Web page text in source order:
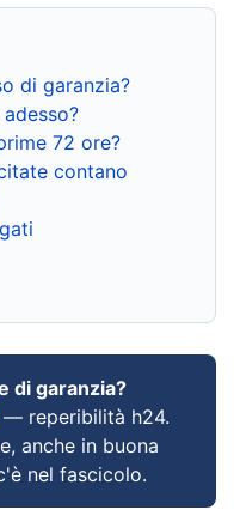
di garanzia?
72 ore?
contano
di garanzia?
— reperibilità h24.
anche in buona
nel fascicolo.